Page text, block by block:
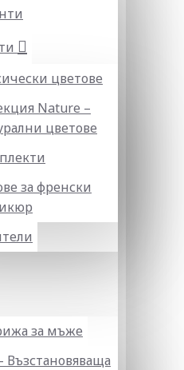
цветове
Nature –
цветове
за френски
за мъже
Възстановяваща